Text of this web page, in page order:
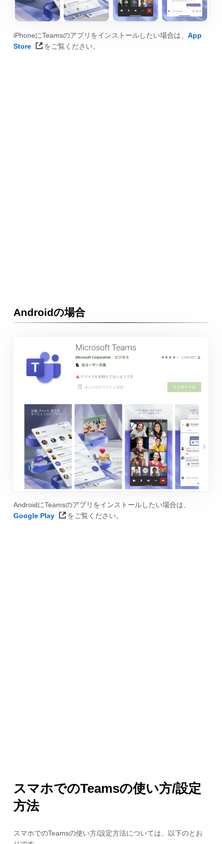
iPhoneにTeamsのアプリをインストールしたい場合は、 App
Store
をご覧ください。
Androidの場合
AndroidにTeamsのアプリをインストールしたい場合は、
Google Play
をご覧ください。
スマホでのTeamsの使い方/設定
方法
スマホでのTeamsの使い方/設定方法については、以下のとお